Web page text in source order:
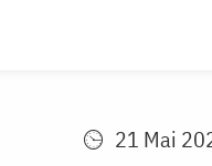
21 Mai